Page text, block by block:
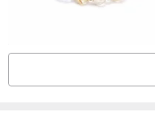
幫助平衡心靈、提升集中專
1、適合上班族和學生，使人